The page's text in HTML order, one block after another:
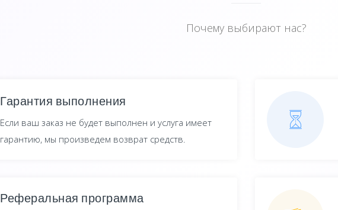
Почему выбирают нас?
Гарантия выполнения
Если ваш заказ не будет выполнен и услуга имеет
гарантию, мы произведем возврат средств.
Реферальная программа